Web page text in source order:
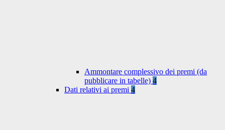
Ammontare complessivo dei premi (da
pubblicare in tabelle) 4
Dati relativi ai premi 4